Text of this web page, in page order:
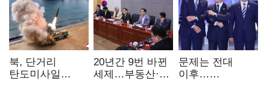
북, 단거리
탄도미사일
20년간 9번 바뀐
세제…부동산·
문제는 전대
이후…